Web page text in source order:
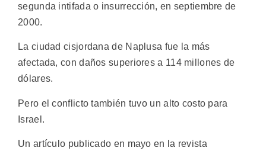
segunda intifada o insurrección, en septiembre de
2000.
La ciudad cisjordana de Naplusa fue la más
afectada, con daños superiores a 114 millones de
dólares.
Pero el conflicto también tuvo un alto costo para
Israel.
Un artículo publicado en mayo en la revista